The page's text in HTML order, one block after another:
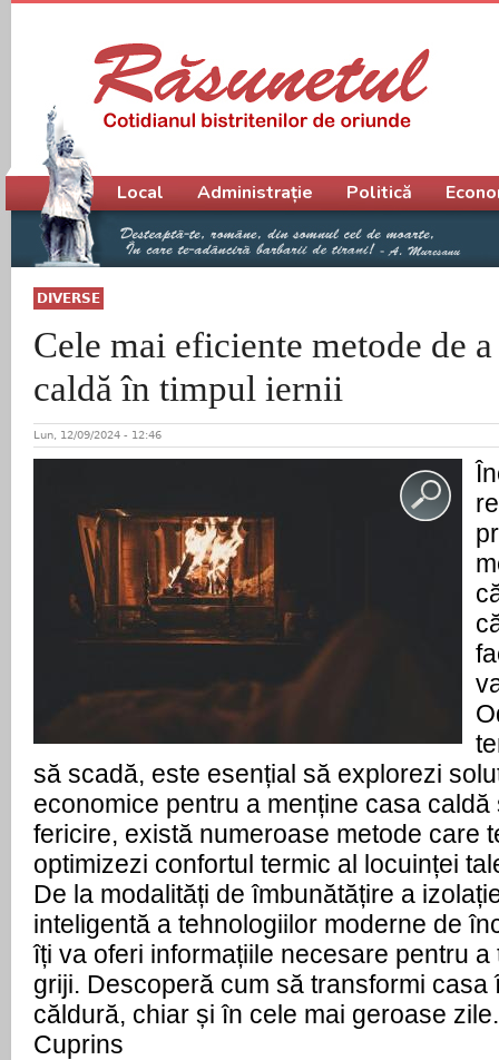
DIVERSE
Cele mai eficiente metode de
caldă în timpul iernii
Lun, 12/09/2024 - 12:46
să scadă, este esențial să explorezi
economice pentru a menține casa caldă
fericire, există numeroase metode care
optimizezi confortul termic al locuinței
De la modalități de îmbunătățire a
inteligentă a tehnologiilor moderne de
îți va oferi informațiile necesare pentru
griji. Descoperă cum să transformi casa
căldură, chiar și în cele mai geroase zile.
Cuprins
Meniu principal
Local Administrație Politică